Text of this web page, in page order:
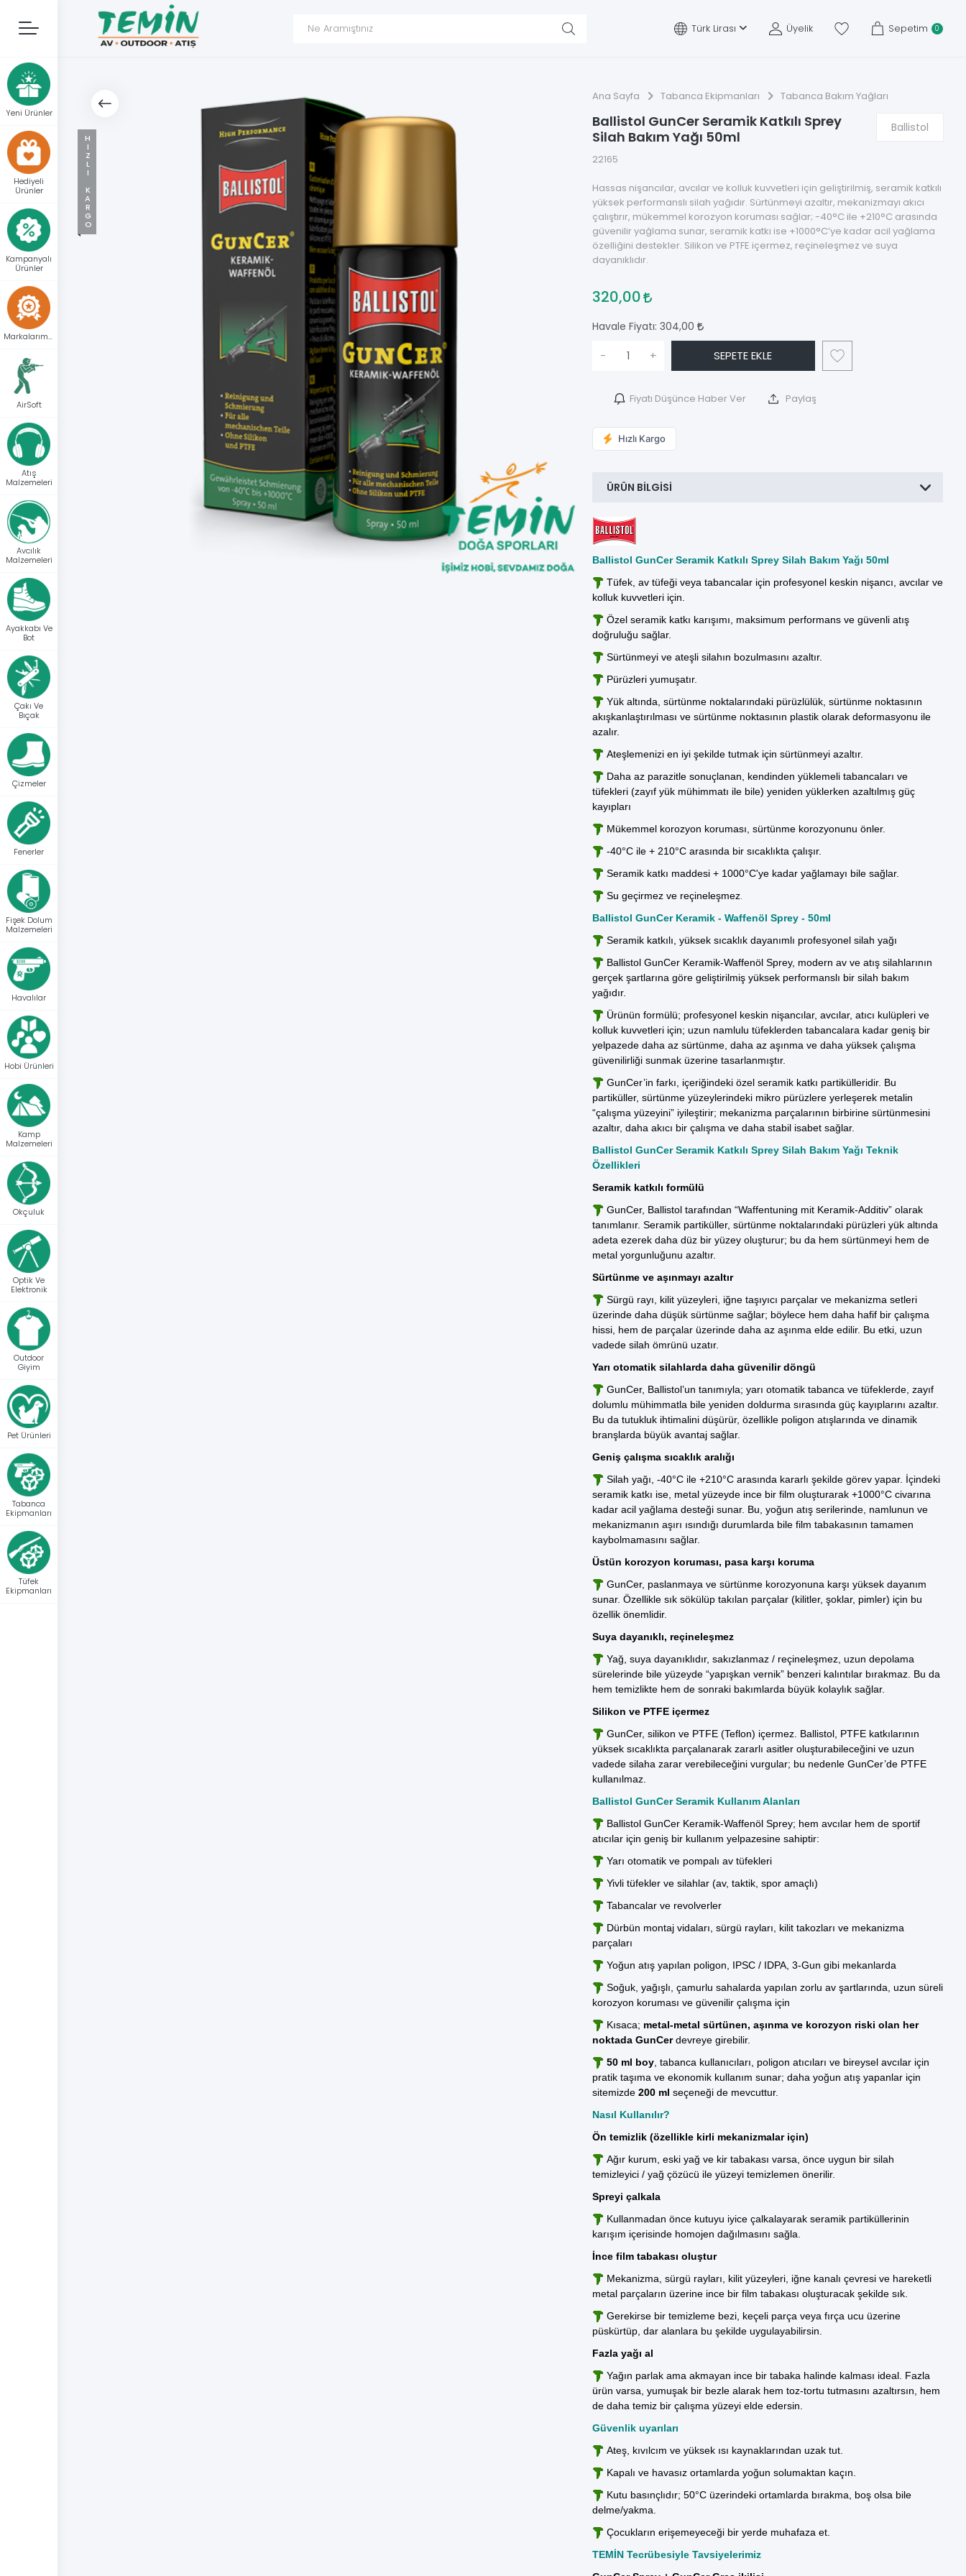
Türk Lirası Üyelik Sepetim 0
Yeni Ürünler
Hediyeli
Ürünler
Kampanyalı
Ürünler
AirSoft
Atış
Malzemeleri
Avcılık
Malzemeleri
Ayakkabı Ve
Bot
Çakı Ve
Bıçak
Çizmeler
Fenerler
Fişek Dolum
Malzemeleri
Havalılar
Hobi Ürünleri
Kamp
Malzemeleri
Okçuluk
Optik Ve
Elektronik
Outdoor
Giyim
Pet Ürünleri
Tabanca
Ekipmanları
Tüfek
Ekipmanları
HIZLI KARGO
Ana Sayfa Tabanca Ekipmanları Tabanca Bakım Yağları
Ballistol GunCer Seramik Katkılı Sprey
Silah Bakım Yağı 50ml
22165
Ballistol
Hassas nişancılar, avcılar ve kolluk kuvvetleri için geliştirilmiş, seramik katkılı
yüksek performanslı silah yağıdır. Sürtünmeyi azaltır, mekanizmayı akıcı
çalıştırır, mükemmel korozyon koruması sağlar; -40°C ile +210°C arasında
güvenilir yağlama sunar, seramik katkı ise +1000°C’ye kadar acil yağlama
özelliğini destekler. Silikon ve PTFE içermez, reçineleşmez ve suya
dayanıklıdır.
320,00
Havale Fiyatı: 304,00
- + SEPETE EKLE
Fiyatı Düşünce Haber Ver Paylaş
Hızlı Kargo
ÜRÜN BILGISI
Ballistol GunCer Seramik Katkılı Sprey Silah Bakım Yağı 50ml
Tüfek, av tüfeği veya tabancalar için profesyonel keskin nişancı, avcılar ve
kolluk kuvvetleri için.
Özel seramik katkı karışımı, maksimum performans ve güvenli atış
doğruluğu sağlar.
Sürtünmeyi ve ateşli silahın bozulmasını azaltır.
Pürüzleri yumuşatır.
Yük altında, sürtünme noktalarındaki pürüzlülük, sürtünme noktasının
akışkanlaştırılması ve sürtünme noktasının plastik olarak deformasyonu ile
azalır.
Ateşlemenizi en iyi şekilde tutmak için sürtünmeyi azaltır.
Daha az parazitle sonuçlanan, kendinden yüklemeli tabancaları ve
tüfekleri (zayıf yük mühimmatı ile bile) yeniden yüklerken azaltılmış güç
kayıpları
Mükemmel korozyon koruması, sürtünme korozyonunu önler.
-40°C ile + 210°C arasında bir sıcaklıkta çalışır.
Seramik katkı maddesi + 1000°C'ye kadar yağlamayı bile sağlar.
Su geçirmez ve reçineleşmez.
Ballistol GunCer Keramik - Waffenöl Sprey - 50ml
Seramik katkılı, yüksek sıcaklık dayanımlı profesyonel silah yağı
Ballistol GunCer Keramik-Waffenöl Sprey, modern av ve atış silahlarının
gerçek şartlarına göre geliştirilmiş yüksek performanslı bir silah bakım
yağıdır.
Ürünün formülü; profesyonel keskin nişancılar, avcılar, atıcı kulüpleri ve
kolluk kuvvetleri için; uzun namlulu tüfeklerden tabancalara kadar geniş bir
yelpazede daha az sürtünme, daha az aşınma ve daha yüksek çalışma
güvenilirliği sunmak üzerine tasarlanmıştır.
GunCer’in farkı, içeriğindeki özel seramik katkı partikülleridir. Bu
partiküller, sürtünme yüzeylerindeki mikro pürüzlere yerleşerek metalin
“çalışma yüzeyini” iyileştirir; mekanizma parçalarının birbirine sürtünmesini
azaltır, daha akıcı bir çalışma ve daha stabil isabet sağlar.
Ballistol GunCer Seramik Katkılı Sprey Silah Bakım Yağı Teknik
Özellikleri
Seramik katkılı formülü
GunCer, Ballistol tarafından “Waffentuning mit Keramik-Additiv” olarak
tanımlanır. Seramik partiküller, sürtünme noktalarındaki pürüzleri yük altında
adeta ezerek daha düz bir yüzey oluşturur; bu da hem sürtünmeyi hem de
metal yorgunluğunu azaltır.
Sürtünme ve aşınmayı azaltır
Sürgü rayı, kilit yüzeyleri, iğne taşıyıcı parçalar ve mekanizma setleri
üzerinde daha düşük sürtünme sağlar; böylece hem daha hafif bir çalışma
hissi, hem de parçalar üzerinde daha az aşınma elde edilir. Bu etki, uzun
vadede silah ömrünü uzatır.
Yarı otomatik silahlarda daha güvenilir döngü
GunCer, Ballistol’un tanımıyla; yarı otomatik tabanca ve tüfeklerde, zayıf
dolumlu mühimmatla bile yeniden doldurma sırasında güç kayıplarını azaltır.
Bu da tutukluk ihtimalini düşürür, özellikle poligon atışlarında ve dinamik
branşlarda büyük avantaj sağlar.
Geniş çalışma sıcaklık aralığı
Silah yağı, -40°C ile +210°C arasında kararlı şekilde görev yapar. İçindeki
seramik katkı ise, metal yüzeyde ince bir film oluşturarak +1000°C civarına
kadar acil yağlama desteği sunar. Bu, yoğun atış serilerinde, namlunun ve
mekanizmanın aşırı ısındığı durumlarda bile film tabakasının tamamen
kaybolmamasını sağlar.
Üstün korozyon koruması, pasa karşı koruma
GunCer, paslanmaya ve sürtünme korozyonuna karşı yüksek dayanım
sunar. Özellikle sık sökülüp takılan parçalar (kilitler, şoklar, pimler) için bu
özellik önemlidir.
Suya dayanıklı, reçineleşmez
Yağ, suya dayanıklıdır, sakızlanmaz / reçineleşmez, uzun depolama
sürelerinde bile yüzeyde “yapışkan vernik” benzeri kalıntılar bırakmaz. Bu da
hem temizlikte hem de sonraki bakımlarda büyük kolaylık sağlar.
Silikon ve PTFE içermez
GunCer, silikon ve PTFE (Teflon) içermez. Ballistol, PTFE katkılarının
yüksek sıcaklıkta parçalanarak zararlı asitler oluşturabileceğini ve uzun
vadede silaha zarar verebileceğini vurgular; bu nedenle GunCer’de PTFE
kullanılmaz.
Ballistol GunCer Seramik Kullanım Alanları
Ballistol GunCer Keramik-Waffenöl Sprey; hem avcılar hem de sportif
atıcılar için geniş bir kullanım yelpazesine sahiptir:
Yarı otomatik ve pompalı av tüfekleri
Yivli tüfekler ve silahlar (av, taktik, spor amaçlı)
Tabancalar ve revolverler
Dürbün montaj vidaları, sürgü rayları, kilit takozları ve mekanizma
parçaları
Yoğun atış yapılan poligon, IPSC / IDPA, 3-Gun gibi mekanlarda
Soğuk, yağışlı, çamurlu sahalarda yapılan zorlu av şartlarında, uzun süreli
korozyon koruması ve güvenilir çalışma için
Kısaca; metal-metal sürtünen, aşınma ve korozyon riski olan her
noktada GunCerdevreye girebilir.
50 ml boy, tabanca kullanıcıları, poligon atıcıları ve bireysel avcılar için
pratik taşıma ve ekonomik kullanım sunar; daha yoğun atış yapanlar için
sitemizde 200 ml seçeneği de mevcuttur.
Nasıl Kullanılır?
Ön temizlik (özellikle kirli mekanizmalar için)
Ağır kurum, eski yağ ve kir tabakası varsa, önce uygun bir silah
temizleyici / yağ çözücü ile yüzeyi temizlemen önerilir.
Spreyi çalkala
Kullanmadan önce kutuyu iyice çalkalayarak seramik partiküllerinin
karışım içerisinde homojen dağılmasını sağla.
İnce film tabakası oluştur
Mekanizma, sürgü rayları, kilit yüzeyleri, iğne kanalı çevresi ve hareketli
metal parçaların üzerine ince bir film tabakası oluşturacak şekilde sık.
Gerekirse bir temizleme bezi, keçeli parça veya fırça ucu üzerine
püskürtüp, dar alanlara bu şekilde uygulayabilirsin.
Fazla yağı al
Yağın parlak ama akmayan ince bir tabaka halinde kalması ideal. Fazla
ürün varsa, yumuşak bir bezle alarak hem toz-tortu tutmasını azaltırsın, hem
de daha temiz bir çalışma yüzeyi elde edersin.
Güvenlik uyarıları
Ateş, kıvılcım ve yüksek ısı kaynaklarından uzak tut.
Kapalı ve havasız ortamlarda yoğun solumaktan kaçın.
Kutu basınçlıdır; 50°C üzerindeki ortamlarda bırakma, boş olsa bile
delme/yakma.
Çocukların erişemeyeceği bir yerde muhafaza et.
TEMİN Tecrübesiyle Tavsiyelerimiz